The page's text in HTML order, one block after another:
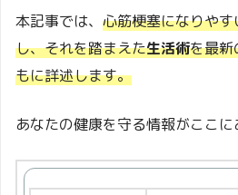
本記事では、 心筋梗塞になりやす
し、それを踏まえた生活術を最新
もに詳述します。
あなたの健康を守る情報がここに